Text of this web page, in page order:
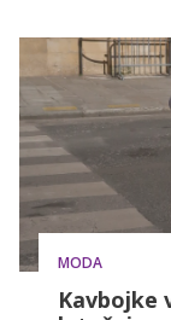
kot
ženska
resnici
nadaljevanju.
MODA
Kavbojke